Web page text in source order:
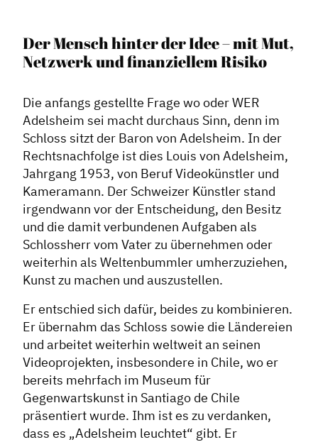
Der Mensch hinter der Idee – mit Mut,
Netzwerk und finanziellem Risiko
Die anfangs gestellte Frage wo oder WER
Adelsheim sei macht durchaus Sinn, denn im
Schloss sitzt der Baron von Adelsheim. In der
Rechtsnachfolge ist dies Louis von Adelsheim,
Jahrgang 1953, von Beruf Videokünstler und
Kameramann. Der Schweizer Künstler stand
irgendwann vor der Entscheidung, den Besitz
und die damit verbundenen Aufgaben als
Schlossherr vom Vater zu übernehmen oder
weiterhin als Weltenbummler umherzuziehen,
Kunst zu machen und auszustellen.
Er entschied sich dafür, beides zu kombinieren.
Er übernahm das Schloss sowie die Ländereien
und arbeitet weiterhin weltweit an seinen
Videoprojekten, insbesondere in Chile, wo er
bereits mehrfach im Museum für
Gegenwartskunst in Santiago de Chile
präsentiert wurde. Ihm ist es zu verdanken,
dass es „Adelsheim leuchtet“ gibt. Er